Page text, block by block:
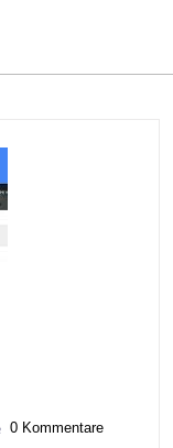
0 Kommentare